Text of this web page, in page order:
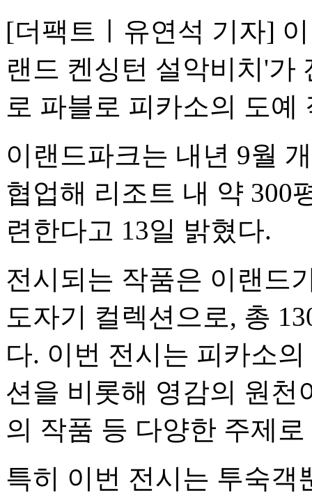
[더팩트ㅣ유연석 기자]
랜드 켄싱턴 설악비치'가
로 파블로 피카소의 도예
이랜드파크는 내년 9월
협업해 리조트 내 약 300
련한다고 13일 밝혔다.
전시되는 작품은 이랜드
도자기 컬렉션으로, 총
다. 이번 전시는 피카소
션을 비롯해 영감의 원천
의 작품 등 다양한 주제
특히 이번 전시는 투숙객